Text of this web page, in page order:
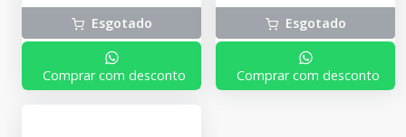
Esgotado
Comprar com desconto
Esgotado
Comprar com desconto